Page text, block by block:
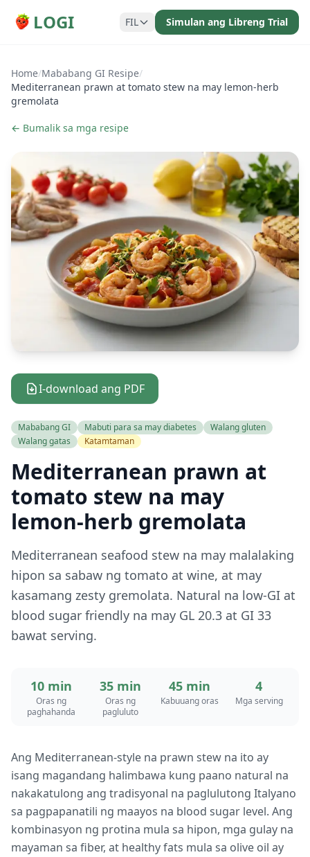
LOGI FIL Simulan ang Libreng Trial
Home/Mababang GI Resipe/
Mediterranean prawn at tomato stew na may lemon-herb
gremolata
← Bumalik sa mga resipe
I-download ang PDF
Mababang GI Mabuti para sa may diabetes
Walang gluten
Walang gatas
Katamtaman
Mediterranean prawn at
tomato stew na may
lemon-herb gremolata
Mediterranean seafood stew na may malalaking
hipon sa sabaw ng tomato at wine, at may
kasamang zesty gremolata. Natural na low-GI at
blood sugar friendly na may GL 20.3 at GI 33
bawat serving.
10 min
Oras ng
paghahanda
35 min
Oras ng
pagluluto
45 min
Kabuuang oras
4
Mga serving
Ang Mediterranean-style na prawn stew na ito ay
isang magandang halimbawa kung paano natural na
nakakatulong ang tradisyonal na paglulutong Italyano
sa pagpapanatili ng maayos na blood sugar level. Ang
kombinasyon ng protina mula sa hipon, mga gulay na
mayaman sa fiber, at healthy fats mula sa olive oil ay